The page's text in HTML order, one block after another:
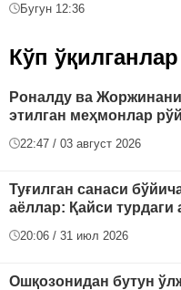
Бугун 12:36
Кўп ўқилганлар
Роналду ва
этилган меҳмонлар
22:47 / 03 август 2026
Туғилган санаси
аёллар: Қайси турдаги
20:06 / 31 июл 2026
Ошқозонидан бутун